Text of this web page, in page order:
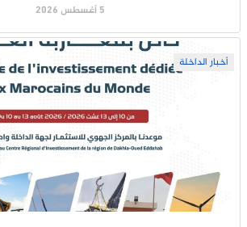
5 أغسطس 2026
أخبار الداخلة